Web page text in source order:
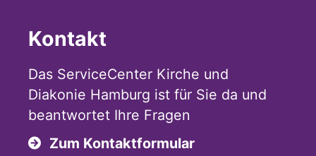
Kontakt
Das ServiceCenter Kirche und
Diakonie Hamburg ist für Sie da und
beantwortet Ihre Fragen
Zum Kontaktformular